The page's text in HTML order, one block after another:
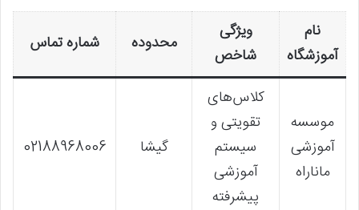
نام
آموزشگاه
ویژگی
شاخص
محدوده شماره تماس
موسسه
آموزشی
ماناراه
کلاس‌های
تقویتی و
سیستم
آموزشی
پیشرفته
گیشا 02188968006